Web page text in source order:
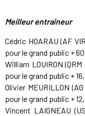
Meilleur entraîneur
Cédric HOARAU (AF
pour le grand public +
William LOUIRON
pour le grand public +
Olivier MEURILLON
pour le grand public +
Vincent LAIGNEAU